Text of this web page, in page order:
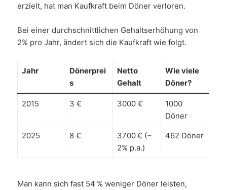
erzielt, hat man Kaufkraft beim Döner verloren.
Bei einer durchschnittlichen Gehaltserhöhung von
2% pro Jahr, ändert sich die Kaufkraft wie folgt.
Jahr
Dönerprei
s
Netto
Gehalt
Wie viele
Döner?
2015 3 € 3000 €
1000
Döner
2025 8 €
3700 € (~
2% p.a.)
462 Döner
Man kann sich fast 54 % weniger Döner leisten,